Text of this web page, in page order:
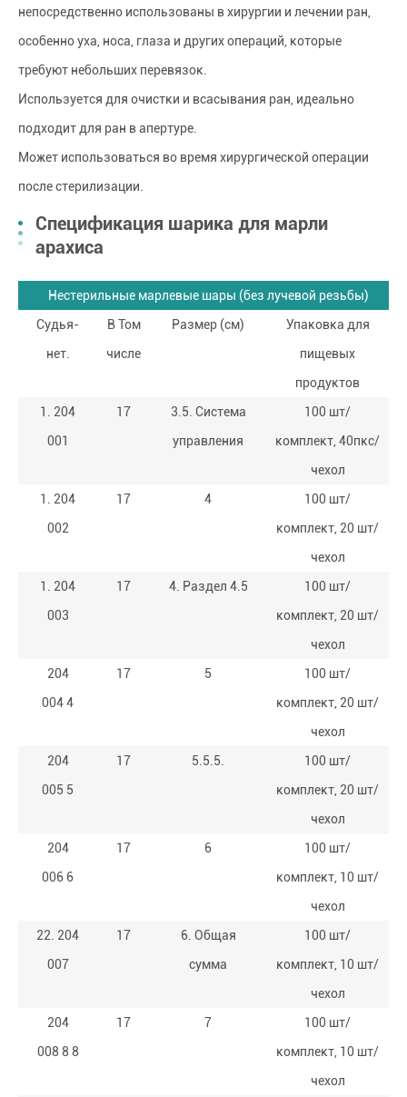
непосредственно использованы в хирургии и лечении ран,
особенно уха, носа, глаза и других операций, которые
требуют небольших перевязок.
Используется для очистки и всасывания ран, идеально
подходит для ран в апертуре.
Может использоваться во время хирургической операции
после стерилизации.
Спецификация шарика для марли
арахиса
Нестерильные марлевые шары (без лучевой резьбы)
Судья-
нет.
В Том
числе
Размер (см)
Упаковка для
пищевых
продуктов
1. 204
001
17
3.5. Система
управления
100 шт/
комплект, 40пкс/
чехол
1. 204
002
17 4
100 шт/
комплект, 20 шт/
чехол
1. 204
003
17 4. Раздел 4.5
100 шт/
комплект, 20 шт/
чехол
204
004 4
17 5
100 шт/
комплект, 20 шт/
чехол
204
005 5
17 5.5.5.
100 шт/
комплект, 20 шт/
чехол
204
006 6
17 6
100 шт/
комплект, 10 шт/
чехол
22. 204
007
17
6. Общая
сумма
100 шт/
комплект, 10 шт/
чехол
204
008 8 8
17 7
100 шт/
комплект, 10 шт/
чехол